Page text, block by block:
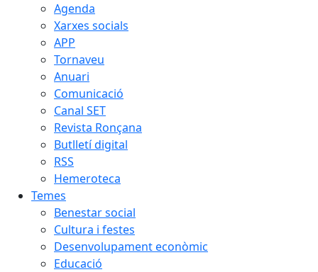
Agenda
Xarxes socials
APP
Tornaveu
Anuari
Comunicació
Canal SET
Revista Ronçana
Butlletí digital
RSS
Hemeroteca
Temes
Benestar social
Cultura i festes
Desenvolupament econòmic
Educació